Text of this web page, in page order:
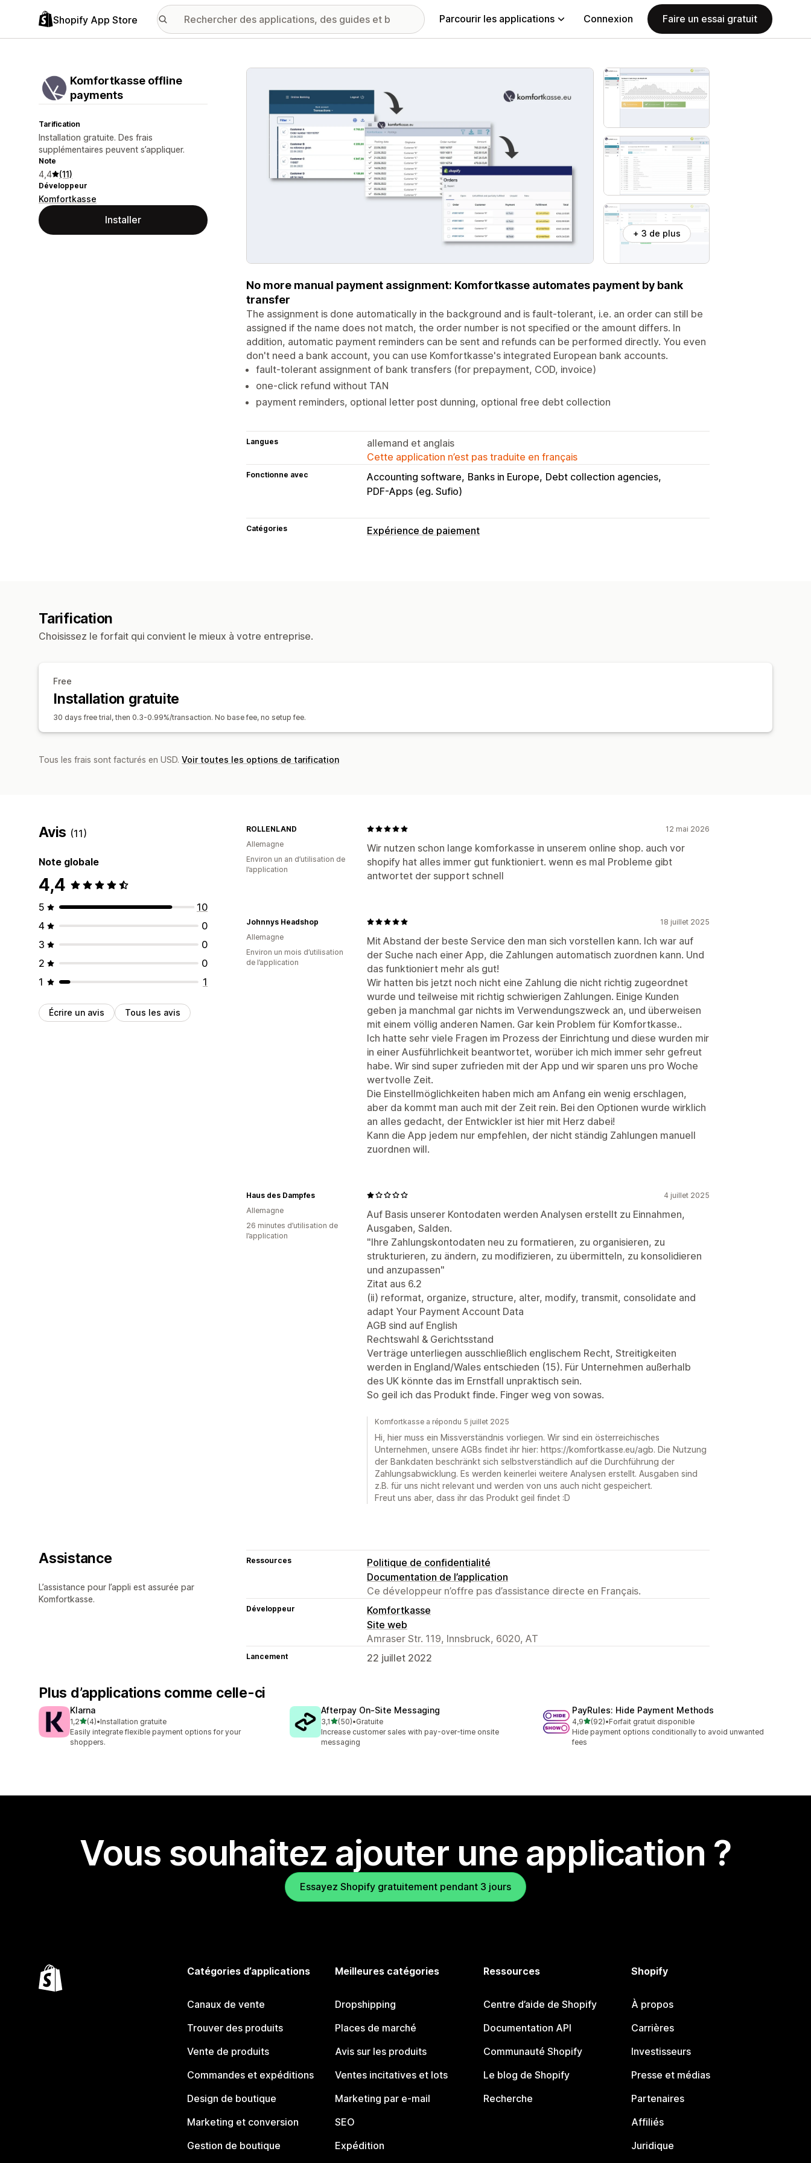
Shopify App Store Parcourir les applications Connexion Faire un essai gratuit
Komfortkasse offline
payments
Tarification
Installation gratuite. Des frais
supplémentaires peuvent s’appliquer.
Note
4,4 (11)
Développeur
Komfortkasse
Installer
Galerie d’images vedette
+ 3 de plus
No more manual payment assignment: Komfortkasse automates payment by bank
transfer
The assignment is done automatically in the background and is fault-tolerant, i.e. an order can still be
assigned if the name does not match, the order number is not specified or the amount differs. In
addition, automatic payment reminders can be sent and refunds can be performed directly. You even
don't need a bank account, you can use Komfortkasse's integrated European bank accounts.
fault-tolerant assignment of bank transfers (for prepayment, COD, invoice)
one-click refund without TAN
payment reminders, optional letter post dunning, optional free debt collection
Langues
allemand et anglais
Cette application n’est pas traduite en français
Fonctionne avec Accounting software Banks in Europe Debt collection agencies
PDF-Apps (eg. Sufio)
Catégories Expérience de paiement
Tarification
Choisissez le forfait qui convient le mieux à votre entreprise.
Free
Installation gratuite
30 days free trial, then 0.3-0.99%/transaction. No base fee, no setup fee.
Tous les frais sont facturés en USD. Voir toutes les options de tarification
Avis (11)
Note globale
4,4
5
10
4
0
3
0
2
0
1
1
Écrire un avis Tous les avis
12 mai 2026
Wir nutzen schon lange komforkasse in unserem online shop. auch vor
shopify hat alles immer gut funktioniert. wenn es mal Probleme gibt
antwortet der support schnell
ROLLENLAND
Allemagne
Environ un an d’utilisation de
l’application
18 juillet 2025
Mit Abstand der beste Service den man sich vorstellen kann. Ich war auf
der Suche nach einer App, die Zahlungen automatisch zuordnen kann. Und
das funktioniert mehr als gut!
Wir hatten bis jetzt noch nicht eine Zahlung die nicht richtig zugeordnet
wurde und teilweise mit richtig schwierigen Zahlungen. Einige Kunden
geben ja manchmal gar nichts im Verwendungszweck an, und überweisen
mit einem völlig anderen Namen. Gar kein Problem für Komfortkasse..
Ich hatte sehr viele Fragen im Prozess der Einrichtung und diese wurden mir
in einer Ausführlichkeit beantwortet, worüber ich mich immer sehr gefreut
habe. Wir sind super zufrieden mit der App und wir sparen uns pro Woche
wertvolle Zeit.
Die Einstellmöglichkeiten haben mich am Anfang ein wenig erschlagen,
aber da kommt man auch mit der Zeit rein. Bei den Optionen wurde wirklich
an alles gedacht, der Entwickler ist hier mit Herz dabei!
Kann die App jedem nur empfehlen, der nicht ständig Zahlungen manuell
zuordnen will.
Johnnys Headshop
Allemagne
Environ un mois d’utilisation
de l’application
4 juillet 2025
Auf Basis unserer Kontodaten werden Analysen erstellt zu Einnahmen,
Ausgaben, Salden.
"Ihre Zahlungskontodaten neu zu formatieren, zu organisieren, zu
strukturieren, zu ändern, zu modifizieren, zu übermitteln, zu konsolidieren
und anzupassen"
Zitat aus 6.2
(ii) reformat, organize, structure, alter, modify, transmit, consolidate and
adapt Your Payment Account Data
AGB sind auf English
Rechtswahl & Gerichtsstand
Verträge unterliegen ausschließlich englischem Recht, Streitigkeiten
werden in England/Wales entschieden (15). Für Unternehmen außerhalb
des UK könnte das im Ernstfall unpraktisch sein.
So geil ich das Produkt finde. Finger weg von sowas.
Haus des Dampfes
Allemagne
26 minutes d’utilisation de
l’application
Komfortkasse a répondu 5 juillet 2025
Hi, hier muss ein Missverständnis vorliegen. Wir sind ein österreichisches
Unternehmen, unsere AGBs findet ihr hier: https://komfortkasse.eu/agb. Die Nutzung
der Bankdaten beschränkt sich selbstverständlich auf die Durchführung der
Zahlungsabwicklung. Es werden keinerlei weitere Analysen erstellt. Ausgaben sind
z.B. für uns nicht relevant und werden von uns auch nicht gespeichert.
Freut uns aber, dass ihr das Produkt geil findet :D
Assistance
L’assistance pour l’appli est assurée par
Komfortkasse.
Ressources
Politique de confidentialité
Documentation de l’application
Ce développeur n’offre pas d’assistance directe en Français.
Développeur
Komfortkasse
Site web
Amraser Str. 119, Innsbruck, 6020, AT
Lancement 22 juillet 2022
Plus d’applications comme celle-ci
Klarna
1,2étoile(s) sur 5
(4)
4 avis au total
•Installation gratuite
Easily integrate flexible payment options for your
shoppers.
Afterpay On‑Site Messaging
3,1étoile(s) sur 5
(50)
50 avis au total
•Gratuite
Increase customer sales with pay-over-time onsite
messaging
PayRules: Hide Payment Methods
4,9étoile(s) sur 5
(92)
92 avis au total
•Forfait gratuit disponible
Hide payment options conditionally to avoid unwanted
fees
Vous souhaitez ajouter une application ?
Essayez Shopify gratuitement pendant 3 jours
Catégories d’applications
Canaux de vente
Trouver des produits
Vente de produits
Commandes et expéditions
Design de boutique
Marketing et conversion
Gestion de boutique
Meilleures catégories
Dropshipping
Places de marché
Avis sur les produits
Ventes incitatives et lots
Marketing par e-mail
SEO
Expédition
Ressources
Centre d’aide de Shopify
Documentation API
Communauté Shopify
Le blog de Shopify
Recherche
Shopify
À propos
Carrières
Investisseurs
Presse et médias
Partenaires
Affiliés
Juridique